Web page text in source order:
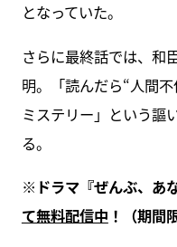
となっていた。
さらに最終話では、和
明。「読んだら“人間
ミステリー」という謳
る。
※ドラマ『ぜんぶ、あ
て無料配信中 ！（期間